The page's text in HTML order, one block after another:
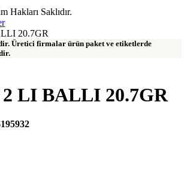
Hakları Saklıdır.
Üretici firmalar ürün paket ve etiketlerde
LI BALLI 20.7GR